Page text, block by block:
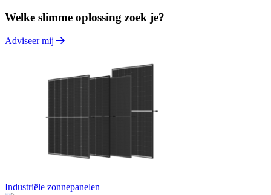
Welke slimme oplossing zoek je?
Adviseer mij
Industriële zonnepanelen